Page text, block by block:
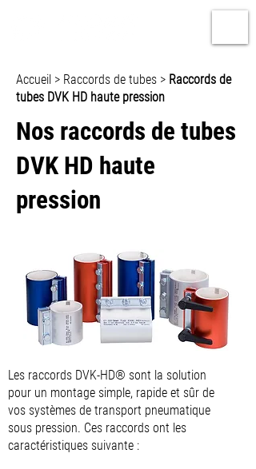
Accueil > Raccords de tubes > Raccords de
tubes DVK HD haute pression
Nos raccords de tubes
DVK HD haute
pression
Les raccords DVK-HD® sont la solution
pour un montage simple, rapide et sûr de
vos systèmes de transport pneumatique
sous pression. Ces raccords ont les
caractéristiques suivante :